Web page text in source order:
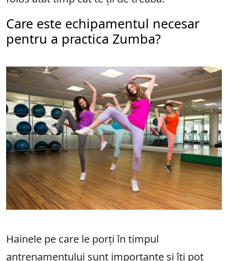
Care este echipamentul necesar
pentru a practica Zumba?
Hainele pe care le porți în timpul
antrenamentului sunt importante și îți pot